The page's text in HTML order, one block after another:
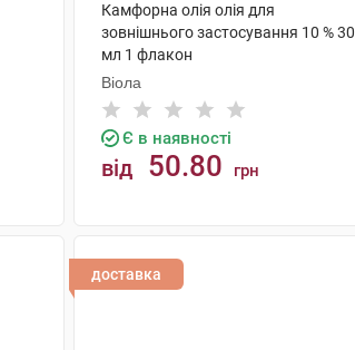
Камфорна олія олія для
зовнішнього застосування 10 % 30
мл 1 флакон
Віола
Є в наявності
від 50.80 грн
доставка